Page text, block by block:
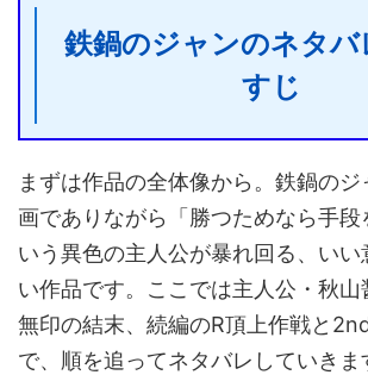
鉄鍋のジャンのネタバ
すじ
まずは作品の全体像から。鉄鍋の
画でありながら「勝つためなら手段
いう異色の主人公が暴れ回る、いい
い作品です。ここでは主人公・秋山
無印の結末、続編のR頂上作戦と
で、順を追ってネタバレしていき